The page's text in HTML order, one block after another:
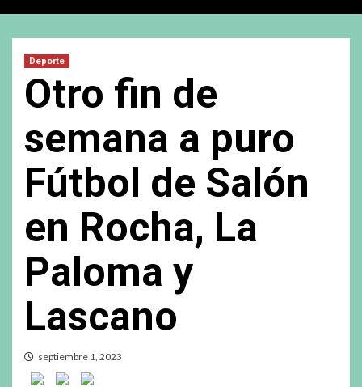
Deporte
Otro fin de
semana a puro
Fútbol de Salón
en Rocha, La
Paloma y
Lascano
septiembre 1, 2023